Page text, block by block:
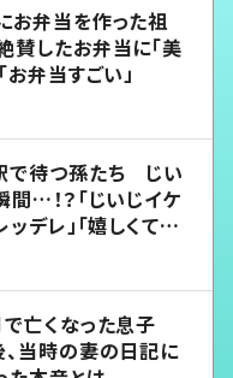
お弁当を作った祖
したお弁当に「美
お弁当すごい」
で待つ孫たち じい
間…！？「じいじイケ
ッデレ」「嬉しくて可
亡くなった息子
当時の妻の日記に